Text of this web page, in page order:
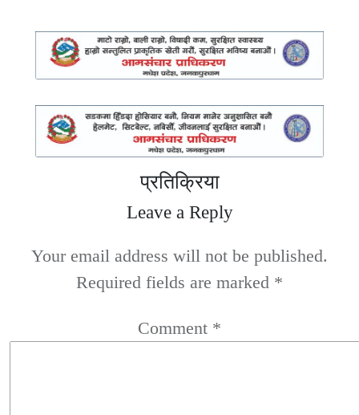
प्रतिक्रिया
Leave a Reply
Your email address will not be published.
Required fields are marked *
Comment *